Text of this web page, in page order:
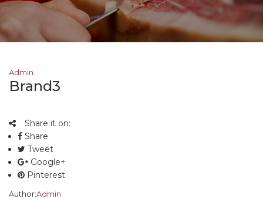
Admin
Brand3
Share it on:
Share
Tweet
Google+
Pinterest
Author:Admin